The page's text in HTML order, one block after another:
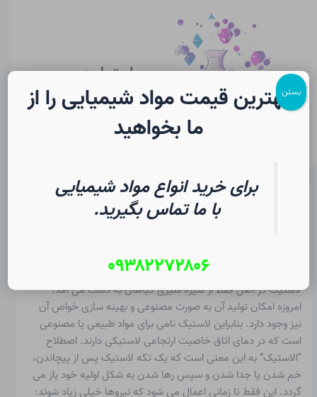
سایت لرن
شیمی
لاستیک در شیمی | فرهنگ لغت
Christopher J. Ziegler
لاستیک در اصل فقط از شیره شیری گیاهان به دست می آمد.
امروزه امکان تولید آن به صورت مصنوعی و بهینه سازی خواص آن
نیز وجود دارد. بنابراین لاستیک نامی برای مواد طبیعی یا مصنوعی
است که در دمای اتاق خاصیت ارتجاعی لاستیکی دارند. اصطلاح
“الاستیک” به این معنی است که یک تکه لاستیک پس از پیچاندن،
خم شدن یا جدا شدن و سپس رها شدن به شکل اولیه خود باز می
گردد. این فقط تا زمانی اعمال می شود که نیروها خیلی زیاد شوند:
بهترین قیمت مواد شیمیایی را از
ما بخواهید
برای خرید انواع مواد شیمیایی
با ما تماس بگیرید.
۰۹۳۸۲۲۷۲۸۰۶
بستن